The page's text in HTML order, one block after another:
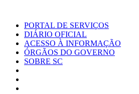
PORTAL DE SERVIÇOS
DIÁRIO OFICIAL
ACESSO À INFORMAÇÃO
ÓRGÃOS DO GOVERNO
SOBRE SC